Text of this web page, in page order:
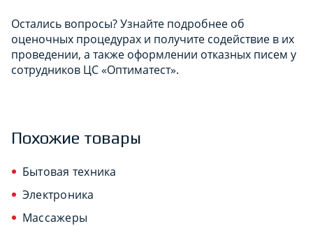
Остались вопросы? Узнайте подробнее об
оценочных процедурах и получите содействие в их
проведении, а также оформлении отказных писем у
сотрудников ЦС «Оптиматест».
Похожие товары
Бытовая техника
Электроника
Массажеры